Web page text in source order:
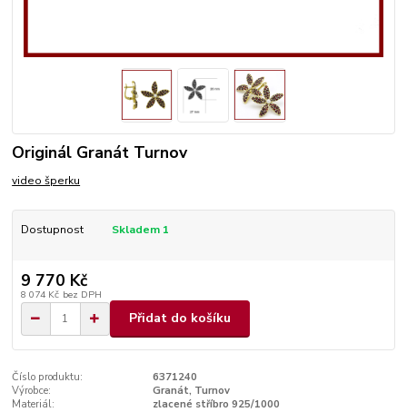
Originál Granát Turnov
video šperku
Dostupnost Skladem 1
9 770 Kč
8 074 Kč bez DPH
Přidat do košíku
Číslo produktu:
6371240
Výrobce:
Granát, Turnov
Materiál:
zlacené stříbro 925/1000